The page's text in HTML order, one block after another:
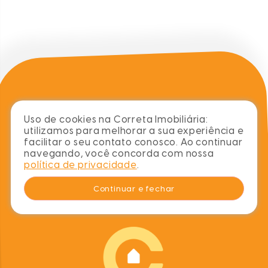
chame no whats
(48) 99978-0769
contato@corretaimobiliaria.com
nos acompanhe
Uso de cookies na Correta Imobiliária:
utilizamos para melhorar a sua experiência e
facilitar o seu contato conosco. Ao continuar
navegando, você concorda com nossa
política de privacidade.
Continuar e fechar